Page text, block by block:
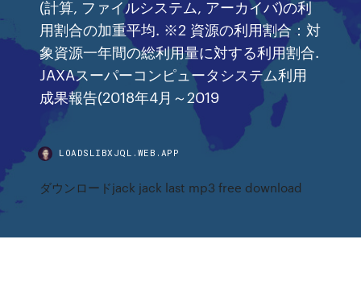
(計算, ファイルシステム, アーカイバ)の利
用割合の加重平均. ※2 資源の利用割合：対
象資源一年間の総利用量に対する利用割合.
JAXAスーパーコンピュータシステム利用
成果報告(2018年4月～2019
LOADSLIBXJQL.WEB.APP
ダウンロードjack jack last mp3 free download